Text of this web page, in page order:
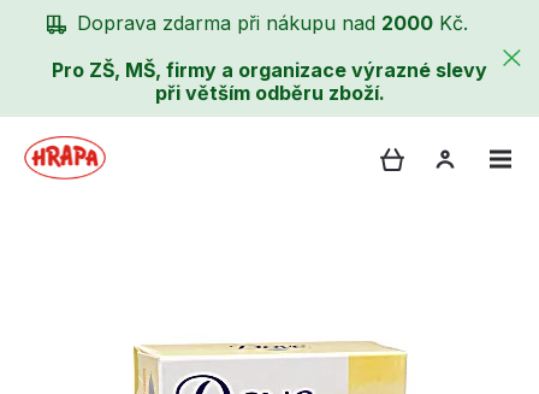
Doprava zdarma při nákupu nad 2000 Kč.
Pro ZŠ, MŠ, firmy a organizace výrazné slevy
při větším odběru zboží.